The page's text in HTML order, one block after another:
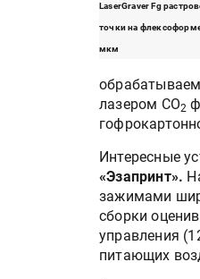
LaserGraver Fg
точки на
мкм
лазером СО2
Интересные
«Эзапринт».
зажимами
сборки
управления
питающих